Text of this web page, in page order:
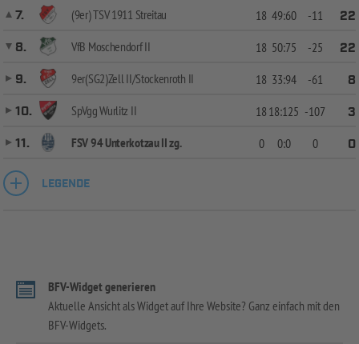
7.
(9er) TSV 1911 Streitau 18 49:60 -11
22
8.
VfB Moschendorf II 18 50:75 -25
22
9.
9er(SG2)Zell II/Stockenroth II 18 33:94 -61
8
10.
SpVgg Wurlitz II 18 18:125 -107
3
11.
FSV 94 Unterkotzau II zg. 0 0:0 0 0
LEGENDE
BFV-Widget generieren
Aktuelle Ansicht als Widget auf Ihre Website? Ganz einfach mit den
BFV-Widgets.